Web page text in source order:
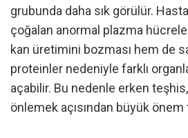
grubunda daha sık görülür.
çoğalan anormal plazma
kan üretimini bozması hem de
proteinler nedeniyle farklı
açabilir. Bu nedenle erken teşhis,
önlemek açısından büyük önem